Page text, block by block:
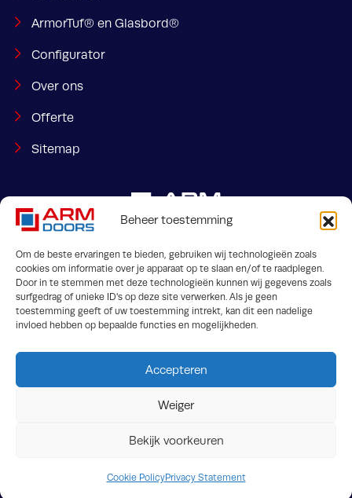
Beheer toestemming
Om de beste ervaringen te bieden, gebruiken wij technologieën zoals
cookies om informatie over je apparaat op te slaan en/of te raadplegen.
Door in te stemmen met deze technologieën kunnen wij gegevens zoals
surfgedrag of unieke ID's op deze site verwerken. Als je geen
toestemming geeft of uw toestemming intrekt, kan dit een nadelige
invloed hebben op bepaalde functies en mogelijkheden.
Accepteren
Weiger
Bekijk voorkeuren
Cookie PolicyPrivacy Statement
ArmorTuf® en Glasbord®
Configurator
Over ons
Offerte
Sitemap
Jaargetijdenweg 2
7532 SX Enschede
info@armdoors.be
Algemene voorwaarden
Privacy